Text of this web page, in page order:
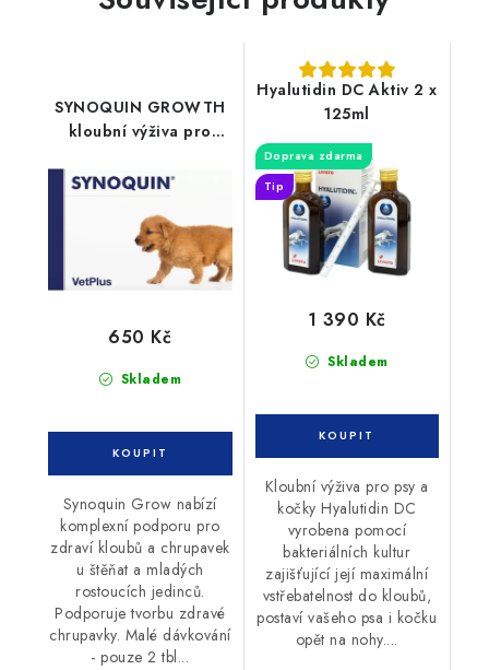
SYNOQUIN GROWTH
kloubní výživa pro
Skladem
650 Kč
Synoquin Grow nabízí
komplexní podporu pro
zdraví kloubů a chrupavek
u štěňat a mladých
rostoucích jedinců.
Podporuje tvorbu zdravé
chrupavky. Malé dávkování
- pouze 2 tbl...
Hyalutidin DC Aktiv 2 x
125ml
Doprava zdarma
Tip
Skladem
1 390 Kč
Kloubní výživa pro psy a
kočky Hyalutidin DC
vyrobena pomocí
bakteriálních kultur
zajišťující její maximální
vstřebatelnost do kloubů,
postaví vašeho psa i kočku
opět na nohy....